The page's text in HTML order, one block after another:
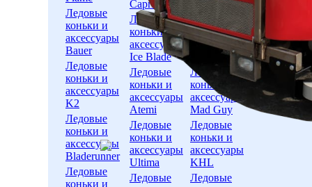
Ледовые
коньки и
аксессуары
Bauer
Ледовые
коньки и
аксессуары
K2
Ледовые
коньки и
аксессуары
Bladerunner
Ледовые
коньки и
Caprice
Ледовые
коньки и
аксессуары
Ice Blade
Ледовые
коньки и
аксессуары
Atemi
Ледовые
коньки и
аксессуары
Ultima
Ледовые
ТРИМАРК
Ледовые
коньки и
аксессуары
Ледовые
коньки и
аксессуары
Mad Guy
Ледовые
коньки и
аксессуары
KHL
Ледовые